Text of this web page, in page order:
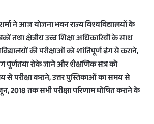
ने आज योजना भवन राज्य विश्वविद्यालयों के
तथा क्षेत्रीय उच्च शिक्षा अधिकारियों के साथ
की परीक्षाओं को शांतिपूर्ण ढंग से कराने,
पूर्णतया रोके जाने और शैक्षणिक सत्र को
से परीक्षा कराने, उत्तर पुस्तिकाओं का समय से
2018 तक सभी परीक्षा परिणाम घोषित कराने के